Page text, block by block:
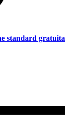
standard gratuita